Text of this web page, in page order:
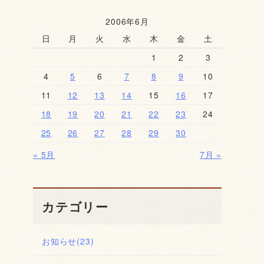
2006年6月
日
月 火 水 木 金
土
1
2
3
4
5 6 7 8 9
10
11
12 13 14 15 16
17
18
19 20 21 22 23
24
25
26 27 28 29
30
« 5月
7月 »
カテゴリー
お知らせ(23)